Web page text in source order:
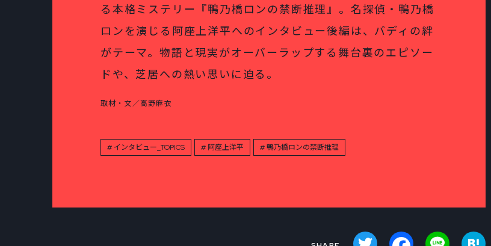
る本格ミステリー『鴨乃橋ロンの禁断推理』。名探偵・鴨乃橋
ロンを演じる阿座上洋平へのインタビュー後編は、バディの絆
がテーマ。物語と現実がオーバーラップする舞台裏のエピソー
ドや、芝居への熱い思いに迫る。
取材・文／高野麻衣
インタビュー_TOPICS 阿座上洋平 鴨乃橋ロンの禁断推理
Twitter Facebook Line